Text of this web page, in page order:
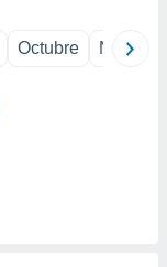
Octubre